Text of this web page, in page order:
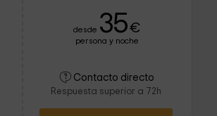
desde 35€
persona y noche
Contacto directo
Respuesta superior a 72h